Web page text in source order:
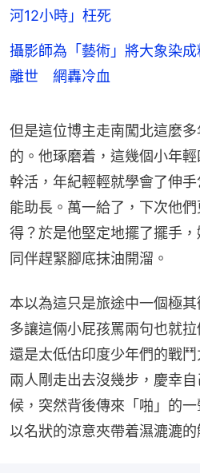
河12小時」枉死
攝影師為「藝術」將大象染
離世 網轟冷血
但是這位博主走南闖北這麼
的。他琢磨着，這幾個小年
幹活，年紀輕輕就學會了伸
能助長。萬一給了，下次他
得？於是他堅定地擺了擺手
同伴趕緊腳底抹油開溜。
本以為這只是旅途中一個極
多讓這倆小屁孩罵兩句也就
還是太低估印度少年們的戰
兩人剛走出去沒幾步，慶幸
候，突然背後傳來「啪」的
以名狀的涼意夾帶着濕漉漉